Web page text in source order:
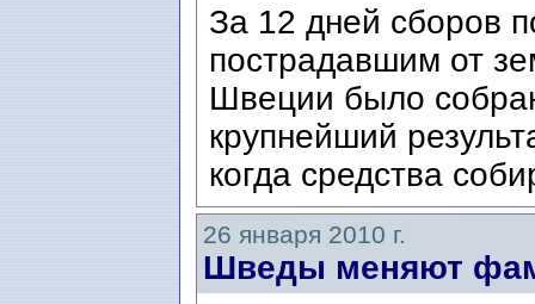
За 12 дней сборов
пострадавшим от
Швеции было
крупнейший
когда средства
26 января 2010 г.
Шведы меняют